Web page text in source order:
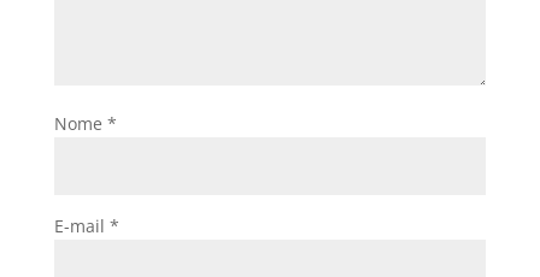
Nome *
E-mail *